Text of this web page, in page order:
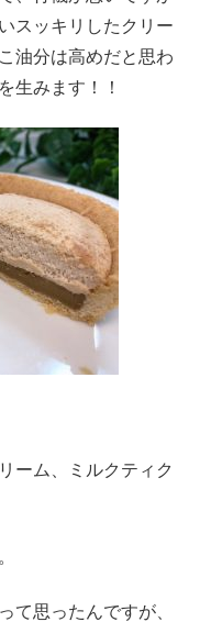
スッキリしたクリー
油分は高めだと思わ
生みます！！
ーム、ミルクティク
て思ったんですが、